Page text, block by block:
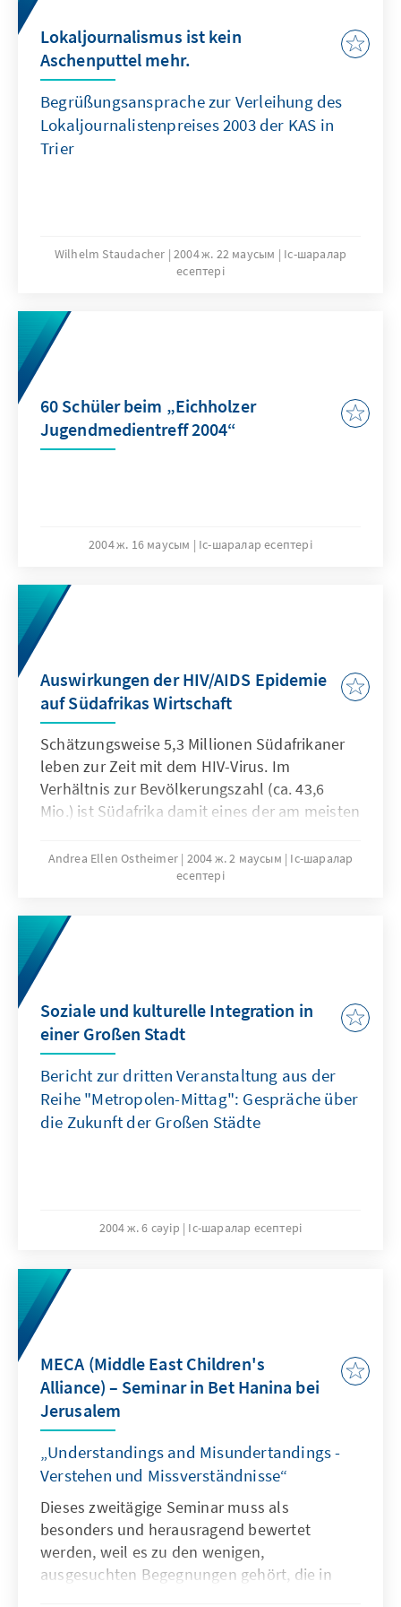
Lokaljournalismus ist kein
Aschenputtel mehr.
Begrüßungsansprache zur Verleihung des
Lokaljournalistenpreises 2003 der KAS in
Trier
Wilhelm Staudacher 2004 ж. 22 маусым
Іс-шаралар
есептері
60 Schüler beim „Eichholzer
Jugendmedientreff 2004“
2004 ж. 16 маусым Іс-шаралар есептері
Auswirkungen der HIV/AIDS Epidemie
auf Südafrikas Wirtschaft
Schätzungsweise 5,3 Millionen Südafrikaner
leben zur Zeit mit dem HIV-Virus. Im
Verhältnis zur Bevölkerungszahl (ca. 43,6
Mio.) ist Südafrika damit eines der am meisten
weltweit. Angesichts der Auswirkungen auf
die südafrikanische Wirtschaft gewinnt der
auf Seiten der Wirtschaft als auch auf seiten
der Regierung.
Andrea Ellen Ostheimer 2004 ж. 2 маусым
Іс-шаралар
есептері
Soziale und kulturelle Integration in
einer Großen Stadt
Bericht zur dritten Veranstaltung aus der
Reihe "Metropolen-Mittag": Gespräche über
die Zukunft der Großen Städte
2004 ж. 6 сәуір Іс-шаралар есептері
MECA (Middle East Children's
Alliance) – Seminar in Bet Hanina bei
Jerusalem
„Understandings and Misundertandings -
Verstehen und Missverständnisse“
Dieses zweitägige Seminar muss als
besonders und herausragend bewertet
werden, weil es zu den wenigen,
ausgesuchten Begegnungen gehört, die in